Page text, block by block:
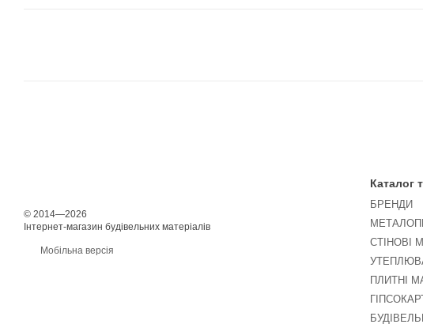
© 2014—2026
Інтернет-магазин будівельних матеріалів
Мобільна версія
Каталог
БРЕНДИ
СТІНОВІ
ПЛИТНІ